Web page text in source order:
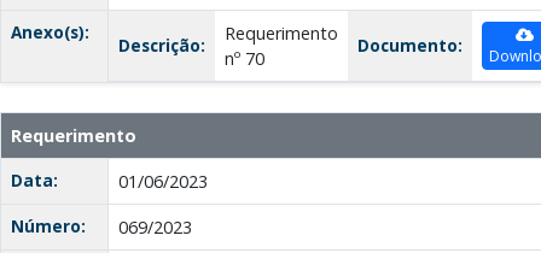
Anexo(s):
Descrição:
Requerimento
nº 70
Documento:
Requerimento
Data:
01/06/2023
Número:
069/2023